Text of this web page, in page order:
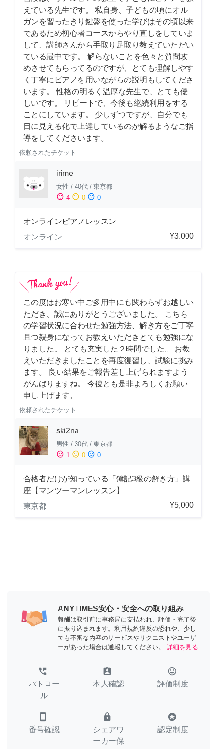
えている先生です。 私自身、子どもの頃にオル
ガンを習ったきり鍵盤を使った学びはその頃以来
であるため初心者コースからやり直しをしていま
して、講師さんから手取り足取り教えていただい
ている最中です。 解らないことを色々と質問攻
めさせてもらってるのですが、とても理解しやす
く丁寧にピアノを用いながらの説明もしてくださ
います。 性格の明るく温厚な先生で、とても優
しいです。 リピートで、今後も継続利用をする
ことにしています。 少しずつですが、自分でも
目に見える化で上達しているのが解るようなご指
導をしてくださいます。
依頼されたチケット
irime
女性 / 40代 / 東京都
sentiment_satisfied 4 sentiment_neutral 0 sentiment_dissatisfied 0
オンラインピアノレッスン
オンライン
¥3,000
この度はお寒い中ご多用中にも関わらずお越しい
ただき、誠にありがとうございました。 こちら
の学習状況に合わせた勉強方法、解き方をご丁寧
且つ親身になってお教えいただきとても勉強にな
りました。 とても充実した２時間でした。 お教
えいただきましたことを再度復習し、試験に挑み
ます。 良い結果をご報告差し上げられますよう
がんばりますね。 今後とも是非よろしくお願い
申し上げます。
依頼されたチケット
ski2na
男性 / 30代 / 東京都
sentiment_satisfied 1 sentiment_neutral 0 sentiment_dissatisfied 0
合格者だけが知っている「簿記3級の解き方」講
座【マンツーマンレッスン】
東京都
¥5,000
ANYTIMES安心・安全への取り組み
報酬は取引前に事務局に支払われ、評価・完了後
に振り込まれます。利用規約違反の恐れや、少し
でも不審な内容のサービスやリクエストやユーザ
ーがあった場合は通報してください。
詳細を見る
perm_phone_msg
パトロー
ル
assignment_ind
本人確認
tag_faces
評価制度
smartphone
番号確認
lock
シェアワ
ーカー保
stars
認定制度